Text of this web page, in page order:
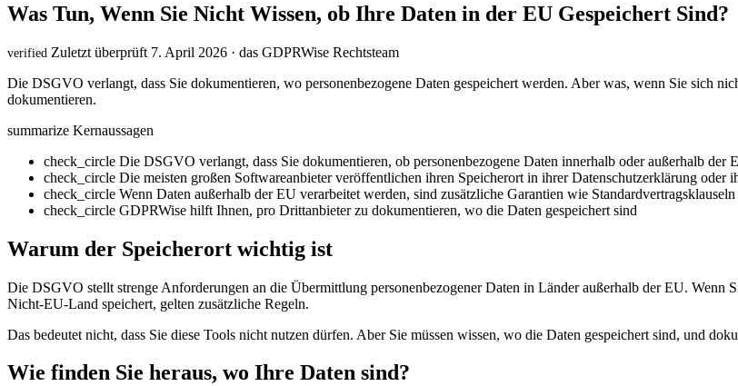
Was Tun, Wenn Sie Nicht Wissen, ob Ihre Daten in der EU Gespeichert Sind?
verified Zuletzt überprüft 7. April 2026 · das GDPRWise Rechtsteam
Die DSGVO verlangt, dass Sie dokumentieren, wo personenbezogene Daten gespeichert werden. Aber was, wenn Sie sich
dokumentieren.
summarize Kernaussagen
check_circle Die DSGVO verlangt, dass Sie dokumentieren, ob personenbezogene Daten innerhalb oder außerhalb der
check_circle Die meisten großen Softwareanbieter veröffentlichen ihren Speicherort in ihrer Datenschutzerklärung oder
check_circle Wenn Daten außerhalb der EU verarbeitet werden, sind zusätzliche Garantien wie
check_circle GDPRWise hilft Ihnen, pro Drittanbieter zu dokumentieren, wo die Daten gespeichert sind
Warum der Speicherort wichtig ist
Die DSGVO stellt strenge Anforderungen an die Übermittlung personenbezogener Daten in Länder außerhalb der EU. Wenn
Nicht-EU-Land speichert, gelten zusätzliche Regeln.
Das bedeutet nicht, dass Sie diese Tools nicht nutzen dürfen. Aber Sie müssen wissen, wo die Daten gespeichert sind, und
Wie finden Sie heraus, wo Ihre Daten sind?